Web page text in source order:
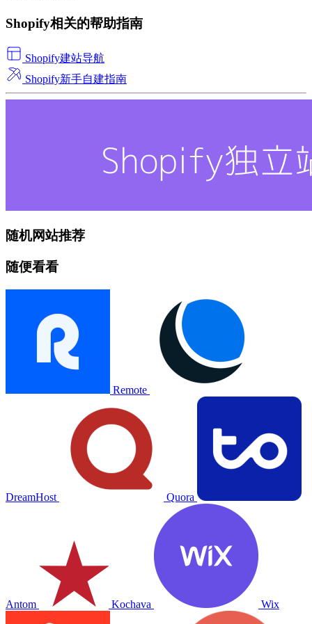
Shopify相关的帮助指南
Shopify建站导航
Shopify新手自建指南
随机网站推荐
随便看看
Remote
DreamHost Quora
Antom Kochava Wix